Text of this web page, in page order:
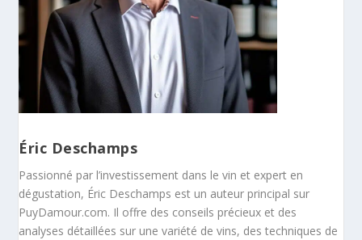
Éric Deschamps
Passionné par l’investissement dans le vin et expert en
dégustation, Éric Deschamps est un auteur principal sur
PuyDamour.com. Il offre des conseils précieux et des
analyses détaillées sur une variété de vins, des techniques de